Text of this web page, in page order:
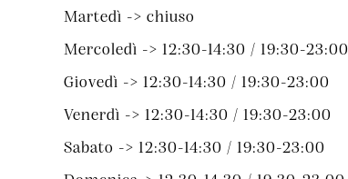
Martedì -> chiuso
Mercoledì -> 12:30-14:30 / 19:30-23:00
Giovedì -> 12:30-14:30 / 19:30-23:00
Venerdì -> 12:30-14:30 / 19:30-23:00
Sabato -> 12:30-14:30 / 19:30-23:00